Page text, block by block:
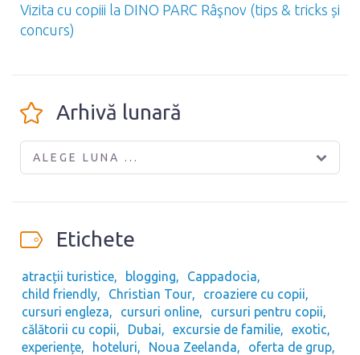
Vizita cu copiii la DINO PARC Râşnov (tips & tricks și
concurs)
Arhivă lunară
ALEGE LUNA ...
Etichete
atracții turistice blogging
Cappadocia
child friendly
Christian Tour
croaziere cu copii
cursuri engleza
cursuri online
cursuri pentru copii
călătorii cu copii
Dubai excursie de familie
exotic
experiențe
hoteluri Noua Zeelanda
oferta de grup